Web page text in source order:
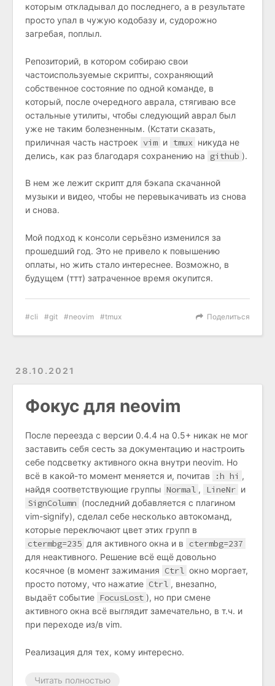
которым откладывал до последнего, а в результате
просто упал в чужую кодобазу и, судорожно
загребая, поплыл.
Репозиторий, в котором собираю свои
частоиспользуемые скрипты, сохраняющий
собственное состояние по одной команде, в
который, после очередного аврала, стягиваю все
остальные утилиты, чтобы следующий аврал был
уже не таким болезненным. (Кстати сказать,
приличная часть настроек vim и tmux никуда не
делись, как раз благодаря сохранению на github ).
В нем же лежит скрипт для бэкапа скачанной
музыки и видео, чтобы не перевыкачивать из снова
и снова.
Мой подход к консоли серьёзно изменился за
прошедший год. Это не привело к повышению
оплаты, но жить стало интереснее. Возможно, в
будущем (ттт) затраченное время окупится.
Поделиться
cli git neovim tmux
28.10.2021
Фокус для neovim
После переезда с версии 0.4.4 на 0.5+ никак не мог
заставить себя сесть за документацию и настроить
себе подсветку активного окна внутри neovim. Но
всё в какой-то момент меняется и, почитав
:h hi ,
найдя соответствующие группы Normal , LineNr и
SignColumn (последний добавляется с плагином
vim-signify), сделал себе несколько автокоманд,
которые переключают цвет этих групп в
ctermbg=235 для активного окна и в ctermbg=237
для неактивного. Решение всё ещё довольно
косячное (в момент зажимания Ctrl окно моргает,
просто потому, что нажатие Ctrl , внезапно,
выдаёт событие FocusLost ), но при смене
активного окна всё выглядит замечательно, в т.ч. и
при переходе из/в vim.
Реализация для тех, кому интересно.
Читать полностью